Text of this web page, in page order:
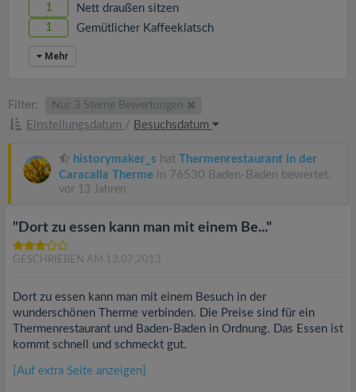
1 Nett draußen sitzen
1 Gemütlicher Kaffeeklatsch
Mehr
Filter: Nur 3 Sterne Bewertungen
Einstellungsdatum / Besuchsdatum
historymaker_s hat Thermenrestaurant in der
Caracalla Therme in 76530 Baden-Baden bewertet.
vor 13 Jahren
"Dort zu essen kann man mit einem Be..."
GESCHRIEBEN AM 13.07.2013
Dort zu essen kann man mit einem Besuch in der
wunderschönen Therme verbinden. Die Preise sind für ein
Thermenrestaurant und Baden-Baden in Ordnung. Das Essen ist
kommt schnell und schmeckt gut.
[Auf extra Seite anzeigen]